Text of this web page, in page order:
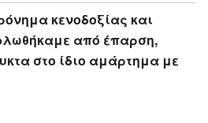
κενοδοξίας και
από έπαρση,
στο ίδιο αμάρτημα με